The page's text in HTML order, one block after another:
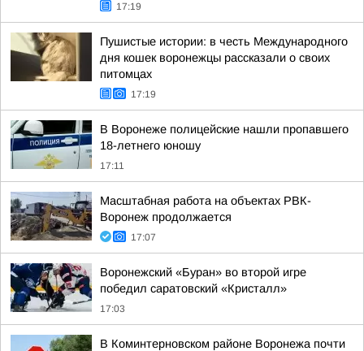
17:19
Пушистые истории: в честь Международного
дня кошек воронежцы рассказали о своих
питомцах
17:19
В Воронеже полицейские нашли пропавшего
18-летнего юношу
17:11
Масштабная работа на объектах РВК-
Воронеж продолжается
17:07
Воронежский «Буран» во второй игре
победил саратовский «Кристалл»
17:03
В Коминтерновском районе Воронежа почти